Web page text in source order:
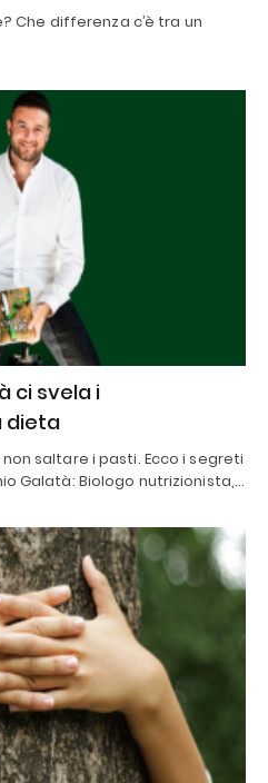
Che differenza c’è tra un
ci svela i
dieta
saltare i pasti. Ecco i segreti
Galatà: Biologo nutrizionista,…